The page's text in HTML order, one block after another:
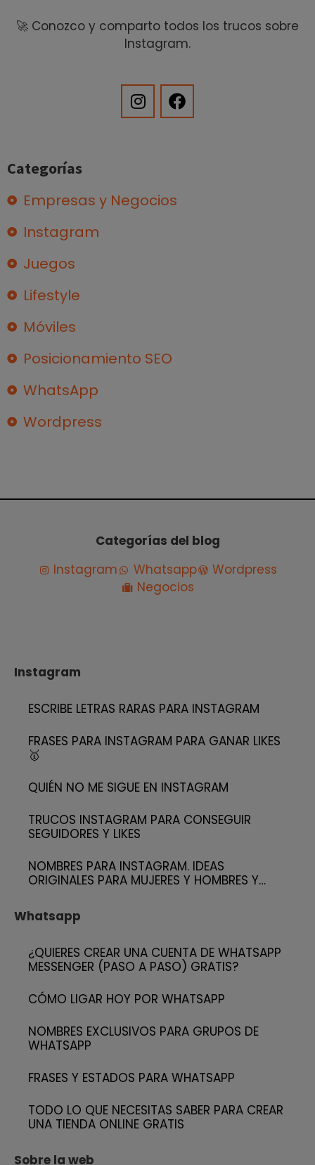
🚀 Conozco y comparto todos los trucos sobre
Instagram.
Categorías
Empresas y Negocios
Instagram
Juegos
Lifestyle
Móviles
Posicionamiento SEO
WhatsApp
Wordpress
Categorías del blog
Instagram
Whatsapp
Wordpress
Negocios
Instagram
ESCRIBE LETRAS RARAS PARA INSTAGRAM
FRASES PARA INSTAGRAM PARA GANAR LIKES
🥇
QUIÉN NO ME SIGUE EN INSTAGRAM
TRUCOS INSTAGRAM PARA CONSEGUIR
SEGUIDORES Y LIKES
NOMBRES PARA INSTAGRAM. IDEAS
ORIGINALES PARA MUJERES Y HOMBRES Y…
Whatsapp
¿QUIERES CREAR UNA CUENTA DE WHATSAPP
MESSENGER (PASO A PASO) GRATIS?
CÓMO LIGAR HOY POR WHATSAPP
NOMBRES EXCLUSIVOS PARA GRUPOS DE
WHATSAPP
FRASES Y ESTADOS PARA WHATSAPP
TODO LO QUE NECESITAS SABER PARA CREAR
UNA TIENDA ONLINE GRATIS
Sobre la web